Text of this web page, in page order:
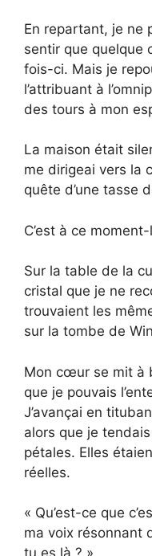
En repartant, je ne
sentir que quelque
fois-ci. Mais je
l’attribuant à
des tours à mon
La maison était
me dirigeai vers la
quête d’une tasse
C’est à ce
Sur la table de la
cristal que je ne
trouvaient les
sur la tombe de
Mon cœur se mit à
que je pouvais
J’avançai en
alors que je
pétales. Elles
réelles.
« Qu’est-ce que
ma voix résonnant